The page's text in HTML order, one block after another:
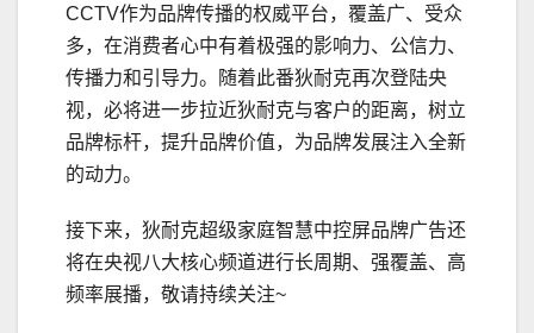
CCTV作为品牌传播的权威平台，覆盖广、受众
多，在消费者心中有着极强的影响力、公信力、
传播力和引导力。随着此番狄耐克再次登陆央
视，必将进一步拉近狄耐克与客户的距离，树立
品牌标杆，提升品牌价值，为品牌发展注入全新
的动力。
接下来，狄耐克超级家庭智慧中控屏品牌广告还
将在央视八大核心频道进行长周期、强覆盖、高
频率展播，敬请持续关注~